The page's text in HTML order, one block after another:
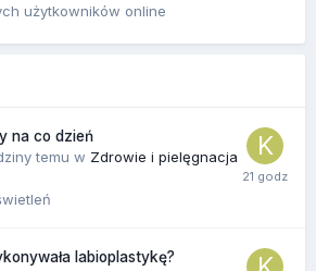
użytkowników online
na co dzień
temu w Zdrowie i pielęgnacja
labioplastykę?